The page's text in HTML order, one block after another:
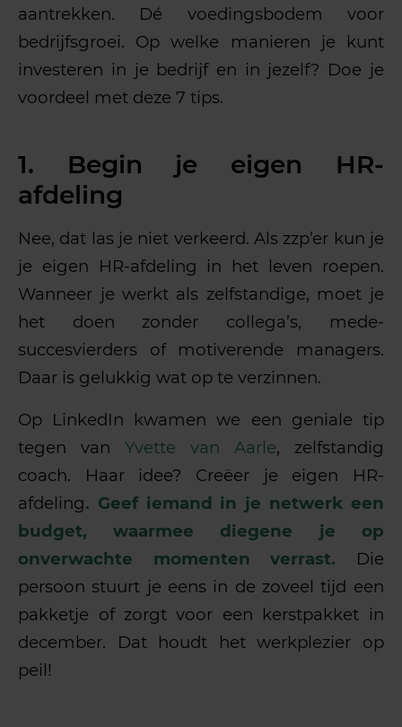
aantrekken. Dé voedingsbodem voor
bedrijfsgroei. Op welke manieren je kunt
investeren in je bedrijf en in jezelf? Doe je
voordeel met deze 7 tips.
1. Begin je eigen HR-
afdeling
Nee, dat las je niet verkeerd. Als zzp’er kun je
je eigen HR-afdeling in het leven roepen.
Wanneer je werkt als zelfstandige, moet je
het doen zonder collega’s, mede-
succesvierders of motiverende managers.
Daar is gelukkig wat op te verzinnen.
Op LinkedIn kwamen we een geniale tip
tegen vanYvette van Aarle, zelfstandig
coach. Haar idee? Creëer je eigen HR-
afdeling. Geef iemand in je netwerk een
budget, waarmee diegene je op
onverwachte momenten verrast. Die
persoon stuurt je eens in de zoveel tijd een
pakketje of zorgt voor een kerstpakket in
december. Dat houdt het werkplezier op
peil!